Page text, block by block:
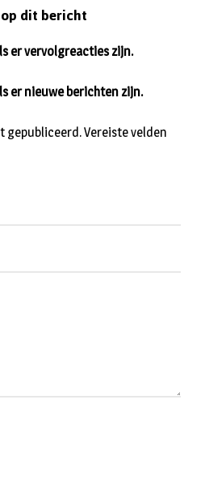
dit bericht
gepubliceerd.Vereiste velden
er vervolgreacties zijn.
er nieuwe berichten zijn.